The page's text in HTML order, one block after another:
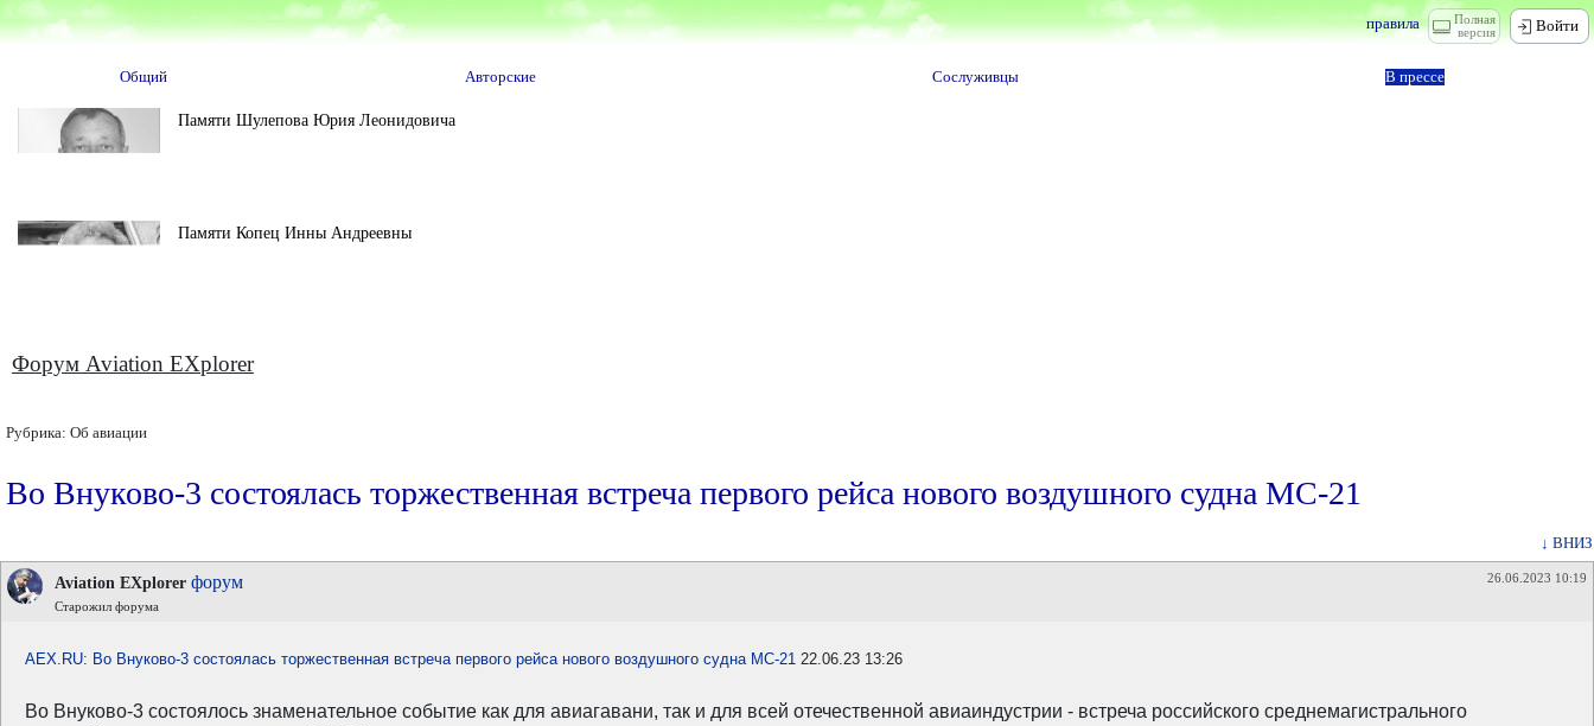
Полная
версия
правила Войти
Общий Авторские Сослуживцы В прессе
Памяти Шулепова Юрия Леонидовича
Памяти Копец Инны Андреевны
Форум Aviation EXplorer
Рубрика: Об авиации
Во Внуково-3 состоялась торжественная встреча первого рейса нового воздушного судна МС-21
↓ ВНИЗ
Aviation EXplorer форум
Старожил форума
26.06.2023 10:19
AEX.RU: Во Внуково-3 состоялась торжественная встреча первого рейса нового воздушного судна МС-21 22.06.23 13:26
Во Внуково-3 состоялось знаменательное событие как для авиагавани, так и для всей отечественной авиаиндустрии - встреча российского среднемагистрального